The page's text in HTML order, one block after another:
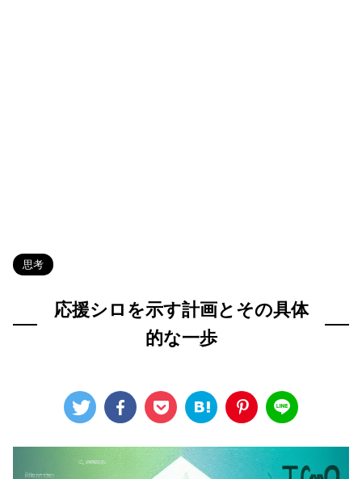
思考
応援シロを示す計画とその具体
的な一歩